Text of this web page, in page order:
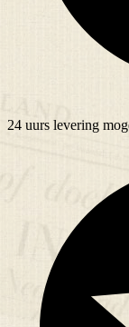
24 uurs levering